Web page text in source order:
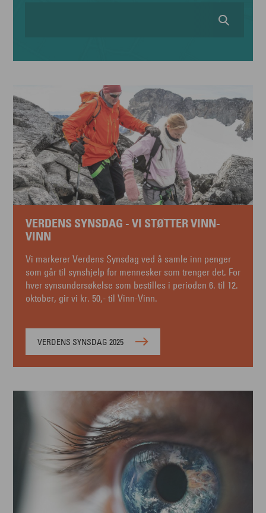
VERDENS SYNSDAG - VI STØTTER VINN-
VINN
Vi markerer Verdens Synsdag ved å samle inn penger
som går til synshjelp for mennesker som trenger det. For
hver synsundersøkelse som bestilles i perioden 6. til 12.
oktober, gir vi kr. 50,- til Vinn-Vinn.
VERDENS SYNSDAG 2025